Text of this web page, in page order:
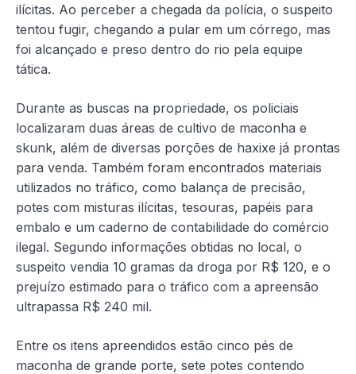
ilícitas. Ao perceber a chegada da polícia, o suspeito
tentou fugir, chegando a pular em um córrego, mas
foi alcançado e preso dentro do rio pela equipe
tática.
Durante as buscas na propriedade, os policiais
localizaram duas áreas de cultivo de maconha e
skunk, além de diversas porções de haxixe já prontas
para venda. Também foram encontrados materiais
utilizados no tráfico, como balança de precisão,
potes com misturas ilícitas, tesouras, papéis para
embalo e um caderno de contabilidade do comércio
ilegal. Segundo informações obtidas no local, o
suspeito vendia 10 gramas da droga por R$ 120, e o
prejuízo estimado para o tráfico com a apreensão
ultrapassa R$ 240 mil.
Entre os itens apreendidos estão cinco pés de
maconha de grande porte, sete potes contendo